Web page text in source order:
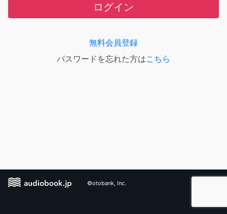
ログイン
無料会員登録
パスワードを忘れた方はこちら
©otobank, Inc.